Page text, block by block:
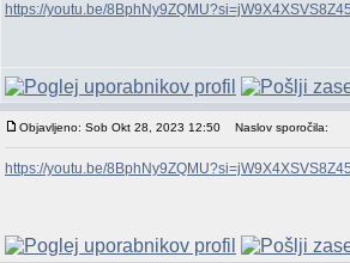
https://youtu.be/
Objavljeno: Sob Okt 28, 2023 12:50 Naslov sporočila:
https://youtu.be/